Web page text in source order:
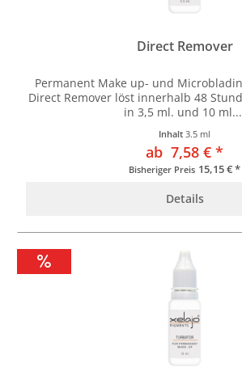
Direct Remover
Permanent Make up- und
Direct Remover löst innerhalb 48
in 3,5 ml. und 10
Inhalt3.5 ml
ab 7,58 € *
Bisheriger Preis 15,15 € *
Details